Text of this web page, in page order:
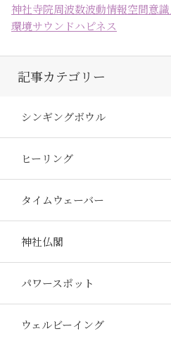
神社寺院周波数波動情報空間意識
環境サウンドハピネス
記事カテゴリー
シンギングボウル
ヒーリング
タイムウェーバー
神社仏閣
パワースポット
ウェルビーイング